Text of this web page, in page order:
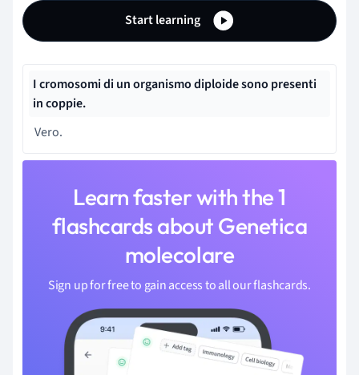
Start learning
I cromosomi di un organismo diploide sono presenti
in coppie.
Vero.
Learn faster with the 1
flashcards about Genetica
molecolare
Sign up for free to gain access to all our flashcards.